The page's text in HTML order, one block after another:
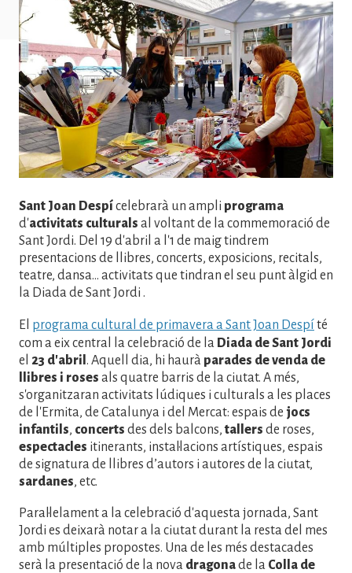
Sant Joan Despícelebrarà un ampli programa
d'activitats culturals al voltant de la commemoració de
Sant Jordi. Del 19 d'abril a l'1 de maig tindrem
presentacions de llibres, concerts, exposicions, recitals,
teatre, dansa... activitats que tindran el seu punt àlgid en
la Diada de Sant Jordi .
El programa cultural de primavera a Sant Joan Despí té
com a eix central la celebració de la Diada de Sant Jordi
el 23 d'abril . Aquell dia, hi haurà parades de venda de
llibres i roses als quatre barris de la ciutat. A més,
s'organitzaran activitats lúdiques i culturals a les places
de l'Ermita, de Catalunya i del Mercat: espais de jocs
infantils, concerts des dels balcons,tallers de roses,
espectacles itinerants, instal·lacions artístiques, espais
de signatura de llibres d’autors i autores de la ciutat,
sardanes, etc.
Paral·lelament a la celebració d'aquesta jornada, Sant
Jordi es deixarà notar a la ciutat durant la resta del mes
amb múltiples propostes. Una de les més destacades
serà la presentació de la nova dragonade la Colla de